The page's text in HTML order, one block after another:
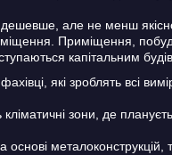
але не менш
Приміщення,
капітальним
які зроблять всі
зони, де
основі